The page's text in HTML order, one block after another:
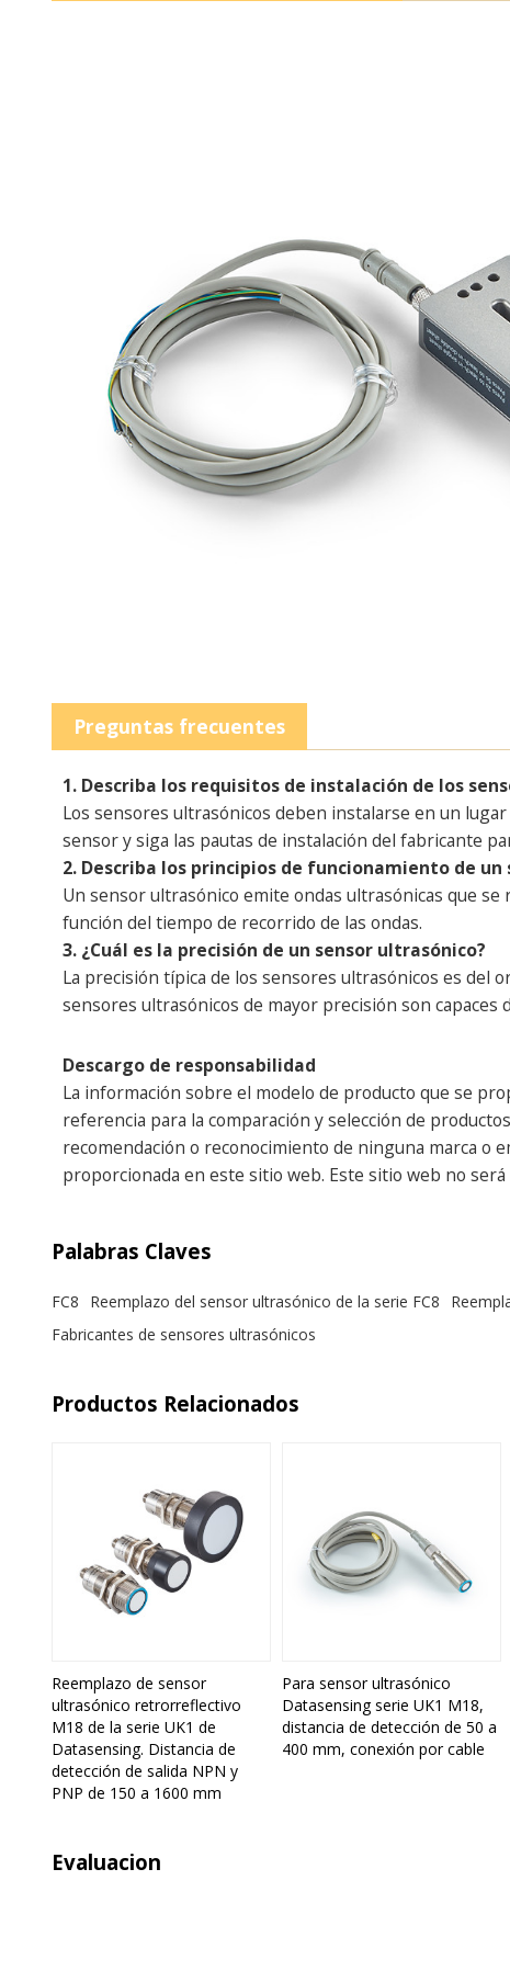
Preguntas frecuentes
1. Describa los requisitos de instalación de los
Los sensores ultrasónicos deben instalarse en un
sensor y siga las pautas de instalación del fabricante
2. Describa los principios de funcionamiento de
Un sensor ultrasónico emite ondas ultrasónicas que se
función del tiempo de recorrido de las ondas.
3. ¿Cuál es la precisión de un sensor ultrasónico?
La precisión típica de los sensores ultrasónicos es del
sensores ultrasónicos de mayor precisión son
Descargo de responsabilidad
La información sobre el modelo de producto que se
referencia para la comparación y selección de
recomendación o reconocimiento de ninguna marca o
proporcionada en este sitio web. Este sitio web no
Palabras Claves
FC8 Reemplazo del sensor ultrasónico de la serie FC8
Fabricantes de sensores ultrasónicos
Productos Relacionados
Reemplazo de sensor
ultrasónico retrorreflectivo
M18 de la serie UK1 de
Datasensing. Distancia de
detección de salida NPN y
PNP de 150 a 1600 mm
Para sensor ultrasónico
Datasensing serie UK1 M18,
distancia de detección de 50 a
400 mm, conexión por cable
Evaluacion